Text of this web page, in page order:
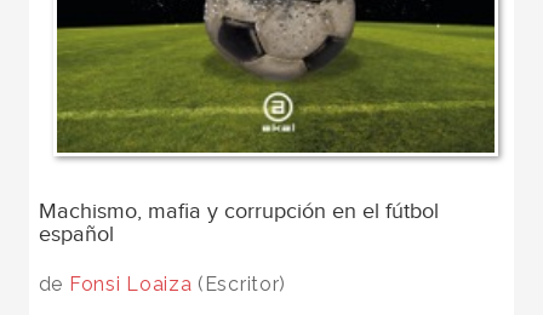
Machismo, mafia y corrupción en el fútbol
español
de Fonsi Loaiza (Escritor)